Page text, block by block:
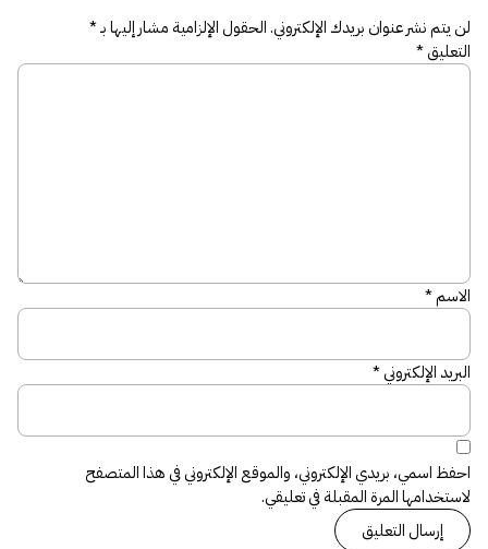
لن يتم نشر عنوان بريدك الإلكتروني.الحقول الإلزامية مشار إليها بـ*
التعليق*
الاسم*
البريد الإلكتروني*
احفظ اسمي، بريدي الإلكتروني، والموقع الإلكتروني في هذا المتصفح
لاستخدامها المرة المقبلة في تعليقي.